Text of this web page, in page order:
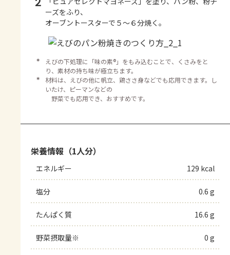
ーズをふり、
オーブントースターで５～６分焼く。
＊
えびの下処理に「味の素®」をもみ込むことで、くさみをと
り、素材の持ち味が極立ちます。
＊
材料は、えびの他に帆立、鶏ささ身などでも応用できます。し
いたけ、ピーマンなどの
野菜でも応用でき、おすすめです。
栄養情報（1人分）
エネルギー 129 kcal
塩分 0.6 g
たんぱく質 16.6 g
野菜摂取量※ 0 g